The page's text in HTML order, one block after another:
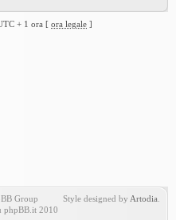
+ 1 ora [ ora legale ]
Group
phpBB.it 2010
Style designed by Artodia